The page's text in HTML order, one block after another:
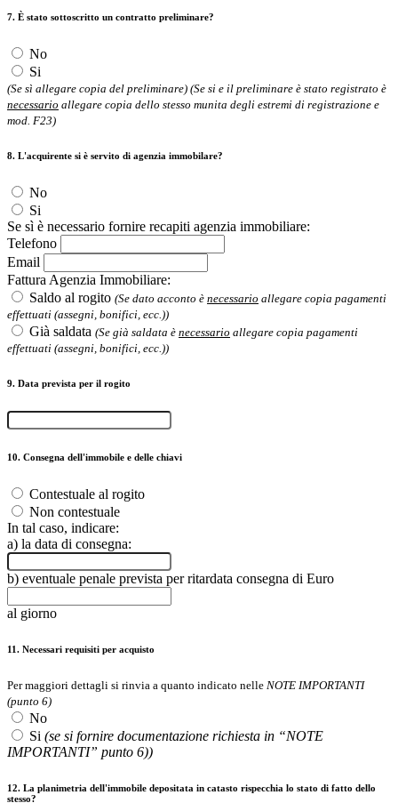
7. È stato sottoscritto un contratto preliminare?
No
Si
(Se sì allegare copia del preliminare) (Se si e il preliminare è stato registrato è
necessario allegare copia dello stesso munita degli estremi di registrazione e
mod. F23)
8. L'acquirente si è servito di agenzia immobilare?
No
Si
Se sì è necessario fornire recapiti agenzia immobiliare:
Telefono
Email
Fattura Agenzia Immobiliare:
Saldo al rogito (Se dato acconto è necessario allegare copia pagamenti
effettuati (assegni, bonifici, ecc.))
Già saldata (Se già saldata è necessario allegare copia pagamenti
effettuati (assegni, bonifici, ecc.))
9. Data prevista per il rogito
10. Consegna dell'immobile e delle chiavi
Contestuale al rogito
Non contestuale
In tal caso, indicare:
a) la data di consegna:
b) eventuale penale prevista per ritardata consegna di Euro
al giorno
11. Necessari requisiti per acquisto
Per maggiori dettagli si rinvia a quanto indicato nelle NOTE IMPORTANTI
(punto 6)
No
Si (se si fornire documentazione richiesta in “NOTE
IMPORTANTI” punto 6))
12. La planimetria dell'immobile depositata in catasto rispecchia lo stato di fatto dello
stesso?